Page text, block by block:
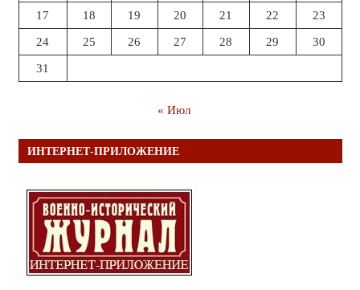
17 18 19 20 21 22 23
24 25 26 27 28 29 30
31
« Июл
ИНТЕРНЕТ-ПРИЛОЖЕНИЕ